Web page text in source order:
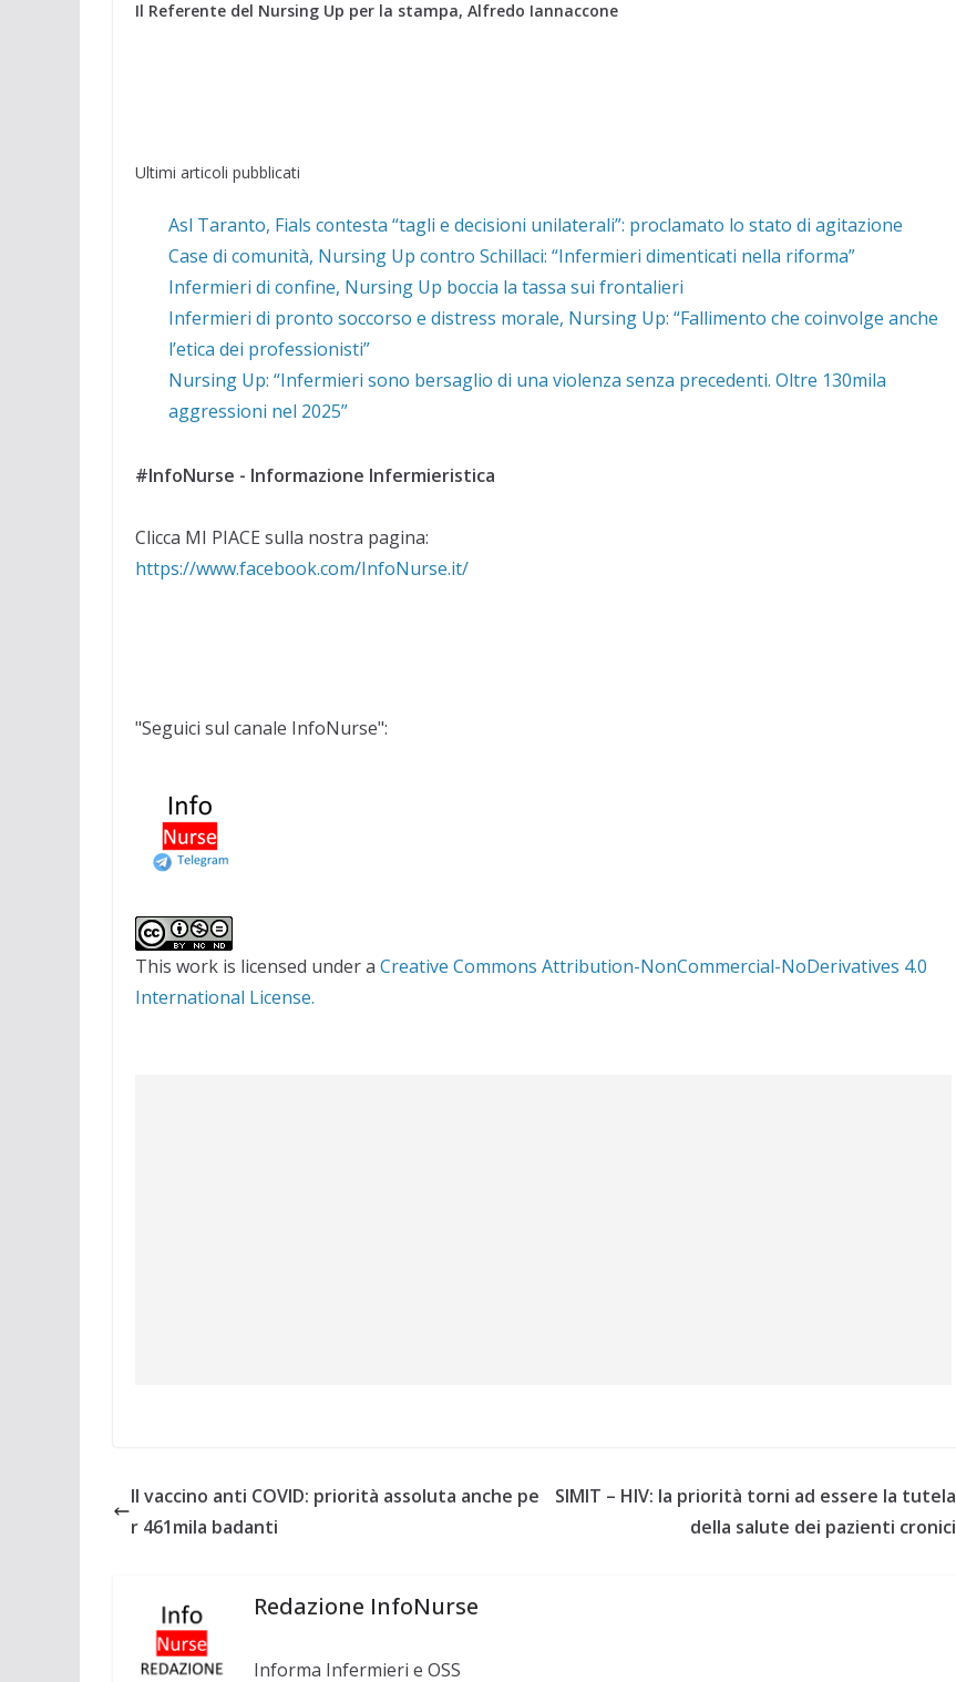
Il Referente del Nursing Up per la stampa, Alfredo Iannaccone
Ultimi articoli pubblicati
Asl Taranto, Fials contesta “tagli e decisioni unilaterali”: proclamato lo stato di agitazione
Case di comunità, Nursing Up contro Schillaci: “Infermieri dimenticati nella riforma”
Infermieri di confine, Nursing Up boccia la tassa sui frontalieri
Infermieri di pronto soccorso e distress morale, Nursing Up: “Fallimento che coinvolge anche
l’etica dei professionisti”
Nursing Up: “Infermieri sono bersaglio di una violenza senza precedenti. Oltre 130mila
aggressioni nel 2025”
#InfoNurse - Informazione Infermieristica
Clicca MI PIACE sulla nostra pagina:
https://www.facebook.com/InfoNurse.it/
"Seguici sul canale InfoNurse":
This work is licensed under a Creative Commons Attribution-NonCommercial-NoDerivatives 4.0
International License.
Il vaccino anti COVID: priorità assoluta anche pe
r 461mila badanti
SIMIT – HIV: la priorità torni ad essere la tutela
della salute dei pazienti cronici
Redazione InfoNurse
Informa Infermieri e OSS